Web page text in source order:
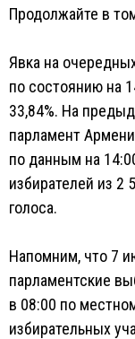
Продолжайте в
Явка на
по состоянию на
33,84%. На
парламент
по данным на
избирателей из 2
голоса.
Напомним, что 7
парламентские
в 08:00 по
избирательных